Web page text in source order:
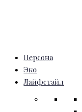
Персона
Эко
Лайфстайл